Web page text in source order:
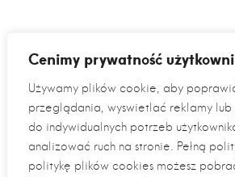
Cenimy prywatność
Używamy plików cookie, aby
przeglądania, wyświetlać reklamy lub
do indywidualnych potrzeb
analizować ruch na stronie. Pełną
politykę plików cookies możesz